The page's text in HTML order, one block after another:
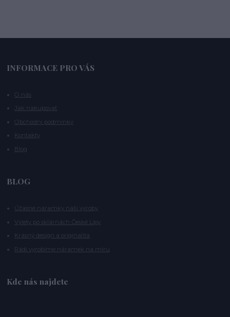
INFORMACE PRO VÁS
O nás
Jak nakupovat
Obchodní podmínky
Kontakty
Blog
BLOG
Úžasné náramky naší výroby
Výlety po sklárnách České Lípy
Krásný design a originalita
Rádi vyrobíme náramek na míru
Kde nás najdete